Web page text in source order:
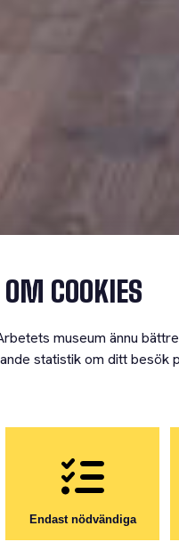
COOKIES
museum ännu
statistik om ditt besök
Endast nödvändiga